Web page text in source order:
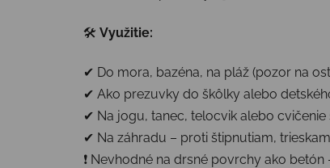
🛠 Využitie:
✔ Do mora, bazéna, na pláž (pozor na
✔ Ako prezuvky do škôlky alebo
✔ Na jogu, tanec, telocvik alebo cvičenie
✔ Na záhradu – proti štipnutiam,
❗ Nevhodné na drsné povrchy ako